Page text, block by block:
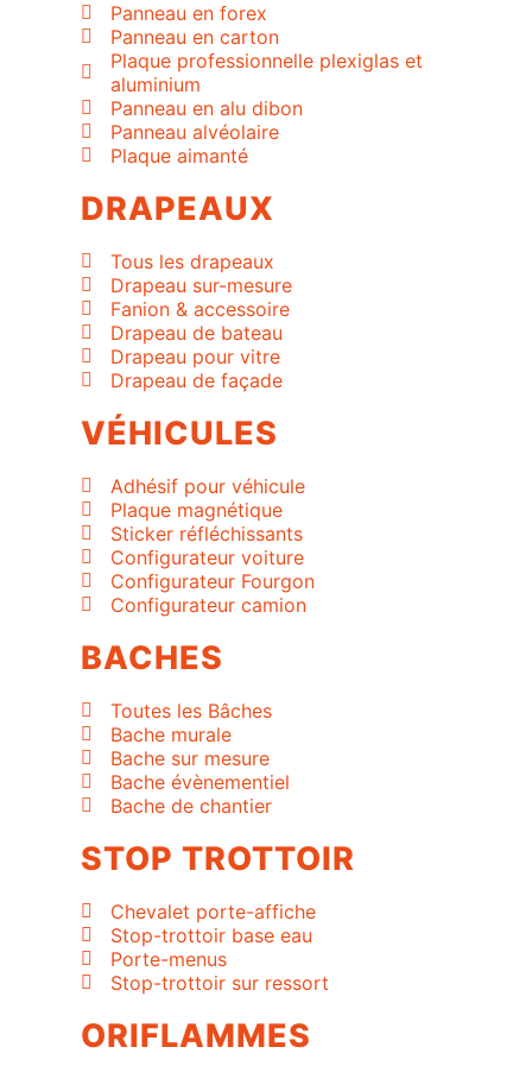
Panneau en forex
Panneau en carton
Plaque professionnelle plexiglas et
aluminium
Panneau en alu dibon
Panneau alvéolaire
Plaque aimanté
DRAPEAUX
Tous les drapeaux
Drapeau sur-mesure
Fanion & accessoire
Drapeau de bateau
Drapeau pour vitre
Drapeau de façade
VÉHICULES
Adhésif pour véhicule
Plaque magnétique
Sticker réfléchissants
Configurateur voiture
Configurateur Fourgon
Configurateur camion
BACHES
Toutes les Bâches
Bache murale
Bache sur mesure
Bache évènementiel
Bache de chantier
STOP TROTTOIR
Chevalet porte-affiche
Stop-trottoir base eau
Porte-menus
Stop-trottoir sur ressort
ORIFLAMMES